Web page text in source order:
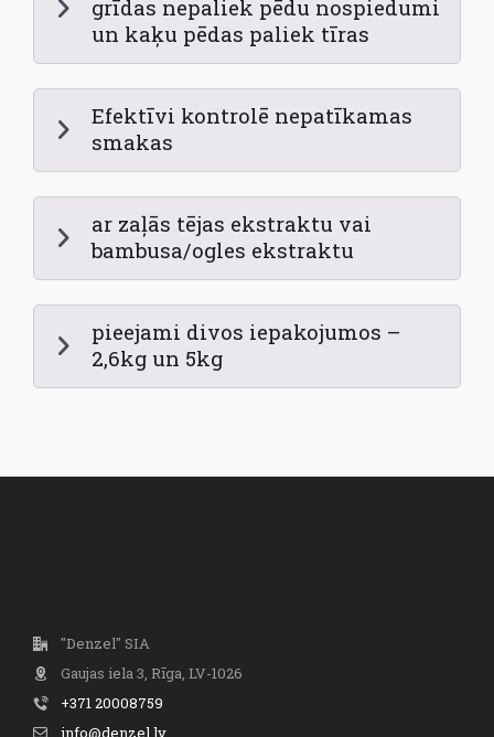
grīdas nepaliek pēdu nospiedumi
un kaķu pēdas paliek tīras
Efektīvi kontrolē nepatīkamas
smakas
ar zaļās tējas ekstraktu vai
bambusa/ogles ekstraktu
pieejami divos iepakojumos –
2,6kg un 5kg
"Denzel" SIA
Gaujas iela 3, Rīga, LV-1026
+371 20008759
info@denzel.lv